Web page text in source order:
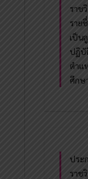
ราช
ราย
เป็น
ปฏิบั
ตำแ
ศึกษ
ประ
ราช